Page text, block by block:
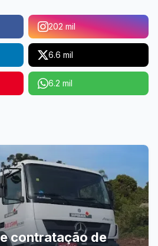
202 mil
6.6 mil
6.2 mil
contratação de